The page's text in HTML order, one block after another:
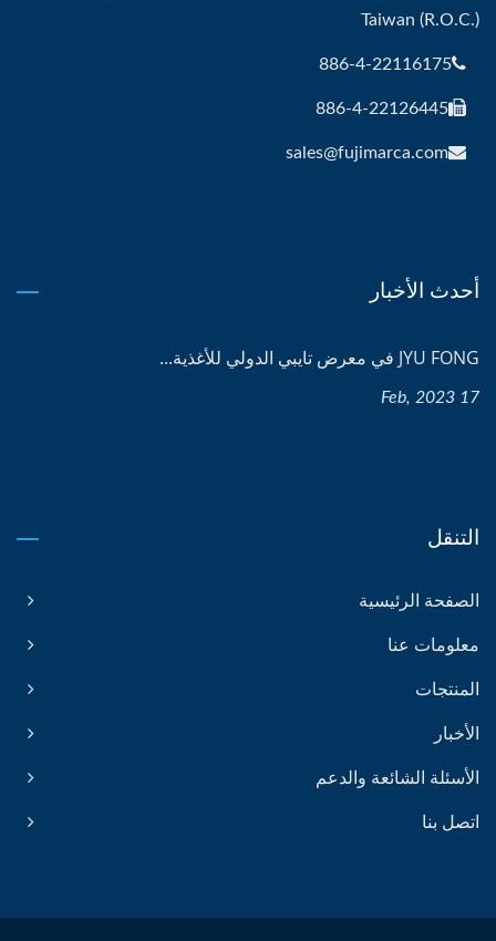
Taiwan (R.O.C.)
886-4-22116175
886-4-22126445
sales@fujimarca.com
أحدث الأخبار
JYU FONG في معرض تايبي الدولي للأغذية...
17 Feb, 2023
التنقل
الصفحة الرئيسية
معلومات عنا
المنتجات
الأخبار
الأسئلة الشائعة والدعم
اتصل بنا